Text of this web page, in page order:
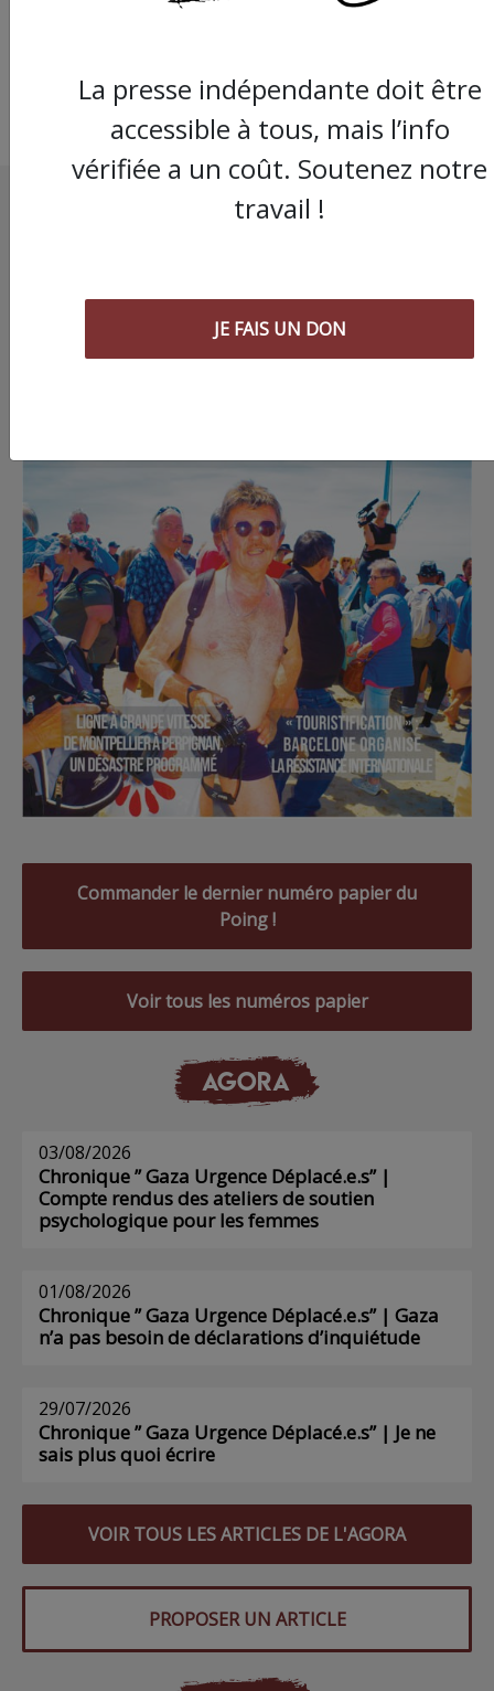
Commander le dernier numéro papier du
Poing !
Voir tous les numéros papier
AGORA
03/08/2026
Chronique ” Gaza Urgence Déplacé.e.s” |
Compte rendus des ateliers de soutien
psychologique pour les femmes
01/08/2026
Chronique ” Gaza Urgence Déplacé.e.s” | Gaza
n’a pas besoin de déclarations d’inquiétude
29/07/2026
Chronique ” Gaza Urgence Déplacé.e.s” | Je ne
sais plus quoi écrire
VOIR TOUS LES ARTICLES DE L'AGORA
PROPOSER UN ARTICLE
La presse indépendante doit être
accessible à tous, mais l’info
vérifiée a un coût. Soutenez notre
travail !
JE FAIS UN DON